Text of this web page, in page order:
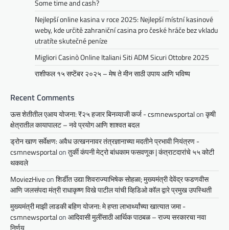
Some time and cash?
Nejlepší online kasina v roce 2025: Nejlepší místní kasinové
weby, kde určitě zahraniční casina pro české hráče bez vkladu
utratíte skutečné peníze
Migliori Casinò Online Italiani Siti ADM Sicuri Ottobre 2025
राशीफल १५ सप्टेंबर २०२५ – मेष ते मीन साठी उपाय आणि भविष्य
Recent Comments
ऊस शेतीतील एआय योजना: ₹२५ हजार बिनव्याजी कर्ज - csmnewsportalonकृषी
क्षेत्रातील कायापालट – नवे प्रयोग आणि शाश्वत बदल
ड्रोन खाण सर्वेक्षण: अवैध उत्खननावर तंत्रज्ञानाच्या मदतीने प्रभावी नियंत्रण -
csmnewsportalonतुर्की कंपनी मेट्रो बांधकाम फसवणूक | कंत्राटदारांचे ५५ कोटी
थकवले
MoviezHiveonशिर्डीत उद्या शिवराज्याभिषेक सोहळा; मुख्यमंत्री देवेंद्र फडणवीस
आणि जलसंपदा मंत्री राधाकृष्ण विखे पाटील यांची व्हिडिओ कॉल द्वारे प्रमुख उपस्थिती
मुख्यमंत्री माझी लाडकी बहिण योजना: मे हप्ता लाभार्थ्यांच्या खात्यात जमा -
csmnewsportalonआदिवासी मुलींसाठी आर्थिक पाठबळ – राज्य सरकारचा नवा
निर्णय